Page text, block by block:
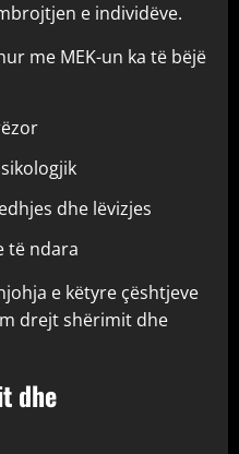
e individëve.
me MEK-un ka të bëjë
dhe lëvizjes
të ndara
e këtyre çështjeve
drejt shërimit dhe
dhe